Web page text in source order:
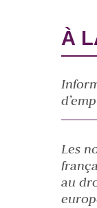
À
Les
au